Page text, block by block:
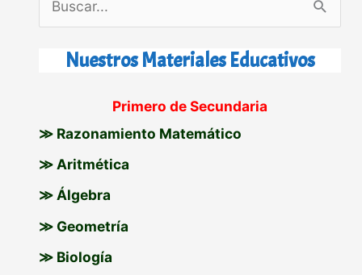
u
r
p
o
Nuestros Materiales Educativos
Primero de Secundaria
≫ Razonamiento Matemático
≫ Aritmética
≫ Álgebra
≫ Geometría
≫ Biología